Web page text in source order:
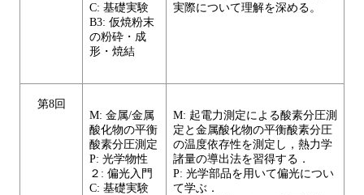
C: 基礎実験
B3: 仮焼粉末
の粉砕・成
形・焼結
実際について理解を深める。
第8回
M: 金属/金属
酸化物の平衡
酸素分圧測定
P: 光学物性
２: 偏光⼊⾨
C: 基礎実験
M: 起電力測定による酸素分圧測
定と金属酸化物の平衡酸素分圧
の温度依存性を測定し，熱力学
諸量の導出法を習得する．
P: 光学部品を用いて偏光につい
て学ぶ．